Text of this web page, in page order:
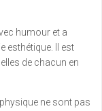
humour et a
esthétique. Il est
de chacun en
ne sont pas